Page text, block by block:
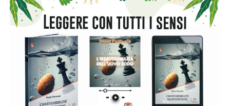
#ioleggoperché che, dopo dieci anni al fianco delle
scuole, amplia il proprio raggio d’azione includendo anche i
servizi educativi per la primissima infanzia.
L’apertura nazionale è resa possibile grazie alsostegno
di Fondazione Cariplo, che dal 2022 ha accompagnato lo
sviluppo di #ioleggoperchéLAB-NIDI, il progetto